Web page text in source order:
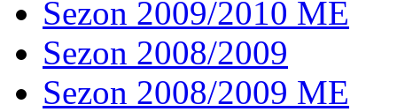
Sezon 2009/2010 ME
Sezon 2008/2009
Sezon 2008/2009 ME